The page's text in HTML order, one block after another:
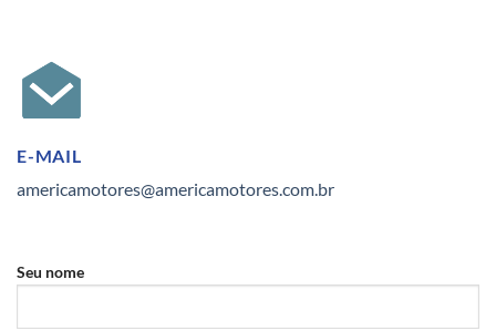
E-MAIL
americamotores@americamotores.com.br
Seu nome